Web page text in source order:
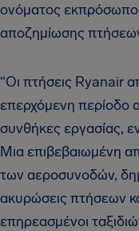
ονόματος
αποζημίωσης
“Οι πτήσεις Ryanair
επερχόμενη περίοδο
συνθήκες εργασίας,
Μια επιβεβαιωμένη
των αεροσυνοδών,
ακυρώσεις πτήσεων
επηρεασμένοι